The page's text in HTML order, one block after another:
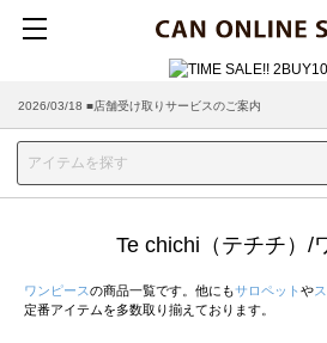
2026/08/04 ■8/13(木)AM2:00～サイトメンテナンス実施
2026/03/18 ■店舗受け取りサービスのご案内
Te chichi（テチチ）/
ワンピースの商品一覧です。他にもサロペット や
定番アイテムを多数取り揃えております。